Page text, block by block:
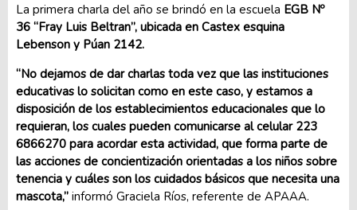
La primera charla del año se brindó en la escuela EGB Nº
36 “Fray Luis Beltran”, ubicada en Castex esquina
Lebenson y Púan 2142.
“No dejamos de dar charlas toda vez que las instituciones
educativas lo solicitan como en este caso, y estamos a
disposición de los establecimientos educacionales que lo
requieran, los cuales pueden comunicarse al celular 223
6866270 para acordar esta actividad, que forma parte de
las acciones de concientización orientadas a los niños sobre
tenencia y cuáles son los cuidados básicos que necesita una
mascota,” informó Graciela Ríos, referente de APAAA.